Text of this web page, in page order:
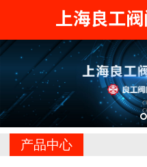
产品中心